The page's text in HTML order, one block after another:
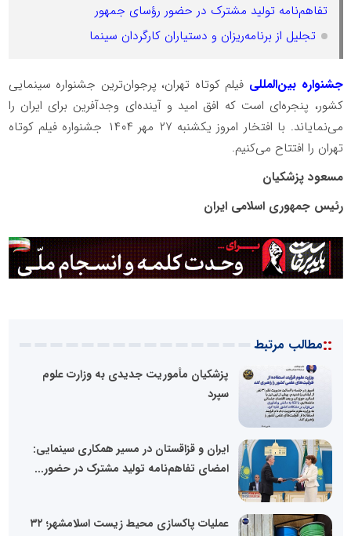
تفاهم‌نامه تولید مشترک در حضور رؤسای جمهور
تجلیل از برنامه‌ریزان و دستیاران کارگردان سینما
جشنواره بین‌المللی فیلم کوتاه تهران، پرجوان‌ترین جشنواره سینمایی
کشور، پنجره‌ای است که افق امید و آینده‌ای وجدآفرین برای ایران را
می‌نمایاند. با افتخار امروز یکشنبه ۲۷ مهر ۱۴۰۴ جشنواره فیلم کوتاه
تهران را افتتاح می‌کنیم.
مسعود پزشکیان
رئیس جمهوری اسلامی ایران
::مطالب مرتبط
پزشکیان مأموریت جدیدی به وزارت علوم
سپرد
ایران و قزاقستان در مسیر همکاری سینمایی:
امضای تفاهم‌نامه تولید مشترک در حضور...
عملیات پاکسازی محیط زیست اسلامشهر؛ ۳۲